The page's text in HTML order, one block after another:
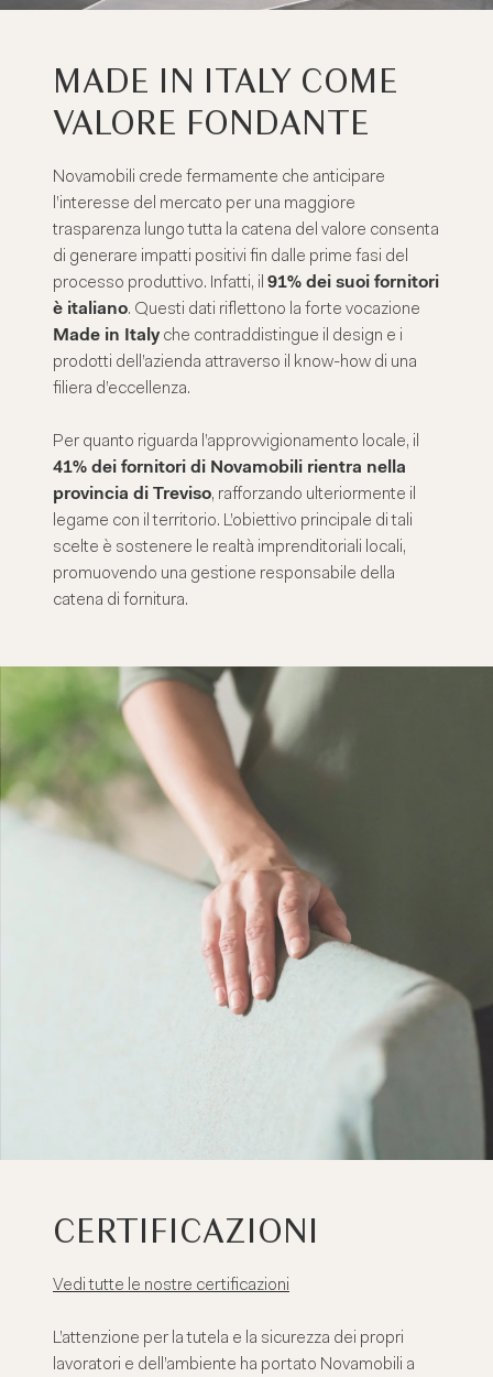
MADE IN ITALY COME
VALORE FONDANTE
Novamobili crede fermamente che anticipare
l’interesse del mercato per una maggiore
trasparenza lungo tutta la catena del valore consenta
di generare impatti positivi fin dalle prime fasi del
processo produttivo. Infatti, il 91% dei suoi fornitori
è italiano. Questi dati riflettono la forte vocazione
Made in Italy che contraddistingue il design e i
prodotti dell’azienda attraverso il know-how di una
filiera d’eccellenza.
Per quanto riguarda l’approvvigionamento locale, il
41% dei fornitori di Novamobili rientra nella
provincia di Treviso, rafforzando ulteriormente il
legame con il territorio. L’obiettivo principale di tali
scelte è sostenere le realtà imprenditoriali locali,
promuovendo una gestione responsabile della
catena di fornitura.
CERTIFICAZIONI
Vedi tutte le nostre certificazioni
L’attenzione per la tutela e la sicurezza dei propri
lavoratori e dell’ambiente ha portato Novamobili a